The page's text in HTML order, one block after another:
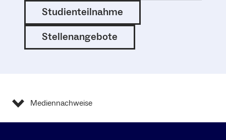
Studienteilnahme
Stellenangebote
Mediennachweise